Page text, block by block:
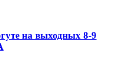
на выходных 8-9